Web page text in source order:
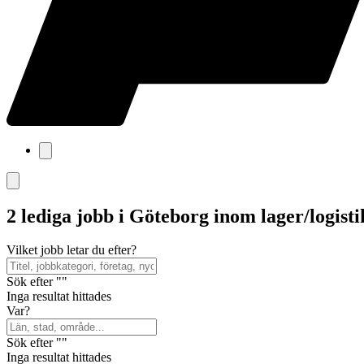
2 lediga jobb i Göteborg inom lager/
Vilket jobb letar du efter?
Sök efter ""
Inga resultat hittades
Var?
Sök efter ""
Inga resultat hittades